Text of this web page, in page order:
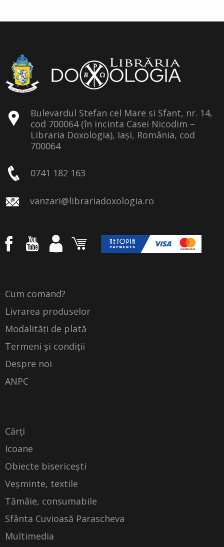
Bulevardul Stefan cel Mare si Sfant, nr. 14,
cod 700064 (în incinta Casei Nicodim –
Libraria Doxologia), Iași, România, cod
700064
0741 182 163
vanzari@librariadoxologia.ro
Cum comand?
Livrarea produselor
Modalități de plată
Termeni și condiții
Despre noi
ANPC
Cărți
Icoane
Obiecte bisericești
Veșminte, textile
Tămâie, consumabile
Sfânta Cuvioasă Parascheva
Multimedia